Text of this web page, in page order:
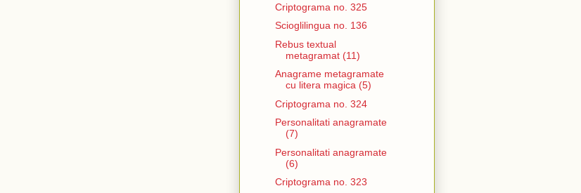
Criptograma no. 325
Scioglilingua no. 136
Rebus textual
metagramat (11)
Anagrame metagramate
cu litera magica (5)
Criptograma no. 324
Personalitati anagramate
(7)
Personalitati anagramate
(6)
Criptograma no. 323